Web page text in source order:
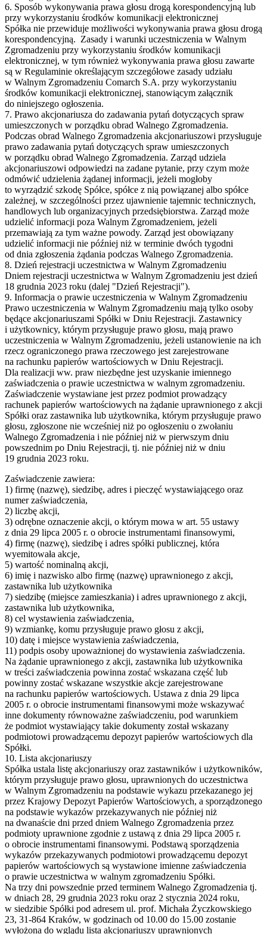
6. Sposób wykonywania prawa głosu drogą korespondencyjną lub
przy wykorzystaniu środków komunikacji elektronicznej
Spółka nie przewiduje możliwości wykonywania prawa głosu drogą
korespondencyjną. Zasady i warunki uczestniczenia w Walnym
Zgromadzeniu przy wykorzystaniu środków komunikacji
elektronicznej, w tym również wykonywania prawa głosu zawarte
są w Regulaminie określającym szczegółowe zasady udziału
w Walnym Zgromadzeniu Comarch S.A. przy wykorzystaniu
środków komunikacji elektronicznej, stanowiącym załącznik
do niniejszego ogłoszenia.
7. Prawo akcjonariusza do zadawania pytań dotyczących spraw
umieszczonych w porządku obrad Walnego Zgromadzenia.
Podczas obrad Walnego Zgromadzenia akcjonariuszowi przysługuje
prawo zadawania pytań dotyczących spraw umieszczonych
w porządku obrad Walnego Zgromadzenia. Zarząd udziela
akcjonariuszowi odpowiedzi na zadane pytanie, przy czym może
odmówić udzielenia żądanej informacji, jeżeli mogłoby
to wyrządzić szkodę Spółce, spółce z nią powiązanej albo spółce
zależnej, w szczególności przez ujawnienie tajemnic technicznych,
handlowych lub organizacyjnych przedsiębiorstwa. Zarząd może
udzielić informacji poza Walnym Zgromadzeniem, jeżeli
przemawiają za tym ważne powody. Zarząd jest obowiązany
udzielić informacji nie później niż w terminie dwóch tygodni
od dnia zgłoszenia żądania podczas Walnego Zgromadzenia.
8. Dzień rejestracji uczestnictwa w Walnym Zgromadzeniu
Dniem rejestracji uczestnictwa w Walnym Zgromadzeniu jest dzień
18 grudnia 2023 roku (dalej "Dzień Rejestracji").
9. Informacja o prawie uczestniczenia w Walnym Zgromadzeniu
Prawo uczestniczenia w Walnym Zgromadzeniu mają tylko osoby
będące akcjonariuszami Spółki w Dniu Rejestracji. Zastawnicy
i użytkownicy, którym przysługuje prawo głosu, mają prawo
uczestniczenia w Walnym Zgromadzeniu, jeżeli ustanowienie na ich
rzecz ograniczonego prawa rzeczowego jest zarejestrowane
na rachunku papierów wartościowych w Dniu Rejestracji.
Dla realizacji ww. praw niezbędne jest uzyskanie imiennego
zaświadczenia o prawie uczestnictwa w walnym zgromadzeniu.
Zaświadczenie wystawiane jest przez podmiot prowadzący
rachunek papierów wartościowych na żądanie uprawnionego z akcji
Spółki oraz zastawnika lub użytkownika, którym przysługuje prawo
głosu, zgłoszone nie wcześniej niż po ogłoszeniu o zwołaniu
Walnego Zgromadzenia i nie później niż w pierwszym dniu
powszednim po Dniu Rejestracji, tj. nie później niż w dniu
19 grudnia 2023 roku.
Zaświadczenie zawiera:
1) firmę (nazwę), siedzibę, adres i pieczęć wystawiającego oraz
numer zaświadczenia,
2) liczbę akcji,
3) odrębne oznaczenie akcji, o którym mowa w art. 55 ustawy
z dnia 29 lipca 2005 r. o obrocie instrumentami finansowymi,
4) firmę (nazwę), siedzibę i adres spółki publicznej, która
wyemitowała akcje,
5) wartość nominalną akcji,
6) imię i nazwisko albo firmę (nazwę) uprawnionego z akcji,
zastawnika lub użytkownika
7) siedzibę (miejsce zamieszkania) i adres uprawnionego z akcji,
zastawnika lub użytkownika,
8) cel wystawienia zaświadczenia,
9) wzmiankę, komu przysługuje prawo głosu z akcji,
10) datę i miejsce wystawienia zaświadczenia,
11) podpis osoby upoważnionej do wystawienia zaświadczenia.
Na żądanie uprawnionego z akcji, zastawnika lub użytkownika
w treści zaświadczenia powinna zostać wskazana część lub
powinny zostać wskazane wszystkie akcje zarejestrowane
na rachunku papierów wartościowych. Ustawa z dnia 29 lipca
2005 r. o obrocie instrumentami finansowymi może wskazywać
inne dokumenty równoważne zaświadczeniu, pod warunkiem
że podmiot wystawiający takie dokumenty został wskazany
podmiotowi prowadzącemu depozyt papierów wartościowych dla
Spółki.
10. Lista akcjonariuszy
Spółka ustala listę akcjonariuszy oraz zastawników i użytkowników,
którym przysługuje prawo głosu, uprawnionych do uczestnictwa
w Walnym Zgromadzeniu na podstawie wykazu przekazanego jej
przez Krajowy Depozyt Papierów Wartościowych, a sporządzonego
na podstawie wykazów przekazywanych nie później niż
na dwanaście dni przed dniem Walnego Zgromadzenia przez
podmioty uprawnione zgodnie z ustawą z dnia 29 lipca 2005 r.
o obrocie instrumentami finansowymi. Podstawą sporządzenia
wykazów przekazywanych podmiotowi prowadzącemu depozyt
papierów wartościowych są wystawione imienne zaświadczenia
o prawie uczestnictwa w walnym zgromadzeniu Spółki.
Na trzy dni powszednie przed terminem Walnego Zgromadzenia tj.
w dniach 28, 29 grudnia 2023 roku oraz 2 stycznia 2024 roku,
w siedzibie Spółki pod adresem ul. prof. Michała Życzkowskiego
23, 31-864 Kraków, w godzinach od 10.00 do 15.00 zostanie
wyłożona do wglądu lista akcjonariuszy uprawnionych